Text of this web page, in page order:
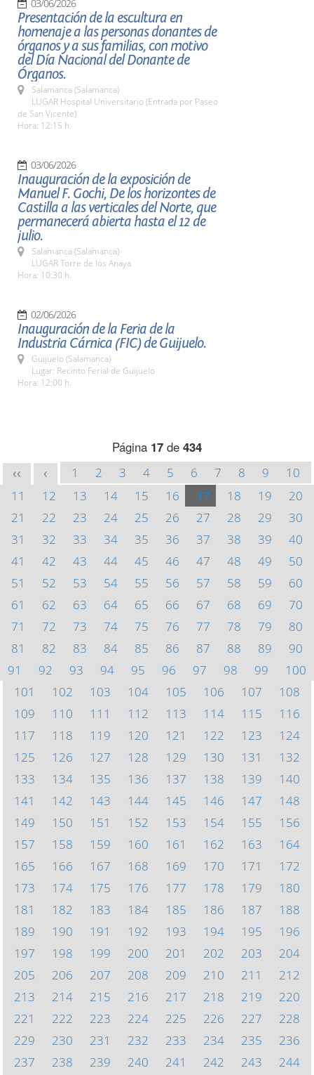
03/06/2026
Presentación de la escultura en
homenaje a las personas donantes de
órganos y a sus familias, con motivo
del Día Nacional del Donante de
Órganos.
Salamanca (Salamanca)
LUGAR Hospital Universitario (Entrada por Paseo
de San Vicente)
Hora: 12:15 h.
03/06/2026
Inauguración de la exposición de
Manuel F. Gochi, De los horizontes de
Castilla a las verticales del Norte, que
permanecerá abierta hasta el 12 de
julio.
Salamanca (Salamanca)
LUGAR Torre de los Anaya
Hora: 10:30 h.
02/06/2026
Inauguración de la Feria de la
Industria Cárnica (FIC) de Guijuelo.
Guijuelo (Salamanca)
Lugar: Recinto Ferial de Guijuelo
Hora: 12:00 h.
Página 17 de 434
<< < 1 2 3 4 5 6 7 8 9
10
11
12 13 14 15 16 17 18 19
20
21
22 23 24 25 26 27 28 29
30
31
32 33 34 35 36 37 38 39
40
41
42 43 44 45 46 47 48 49
50
51
52 53 54 55 56 57 58 59
60
61
62 63 64 65 66 67 68 69
70
71
72 73 74 75 76 77 78 79
80
81
82 83 84 85 86 87 88 89
90
91
92 93 94 95 96 97 98 99
100
101
102 103 104 105 106 107
108
109
110 111 112 113 114 115
116
117
118 119 120 121 122 123
124
125
126 127 128 129 130 131
132
133
134 135 136 137 138 139
140
141
142 143 144 145 146 147
148
149
150 151 152 153 154 155
156
157
158 159 160 161 162 163
164
165
166 167 168 169 170 171
172
173
174 175 176 177 178 179
180
181
182 183 184 185 186 187
188
189
190 191 192 193 194 195
196
197
198 199 200 201 202 203
204
205
206 207 208 209 210 211
212
213
214 215 216 217 218 219
220
221
222 223 224 225 226 227
228
229
230 231 232 233 234 235
236
237
238 239 240 241 242 243
244